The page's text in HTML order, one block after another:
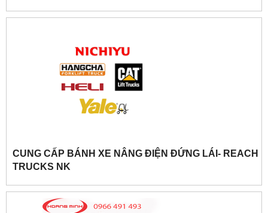
CUNG CẤP BÁNH XE NÂNG ĐIỆN ĐỨNG LÁI- REACH
TRUCKS NK